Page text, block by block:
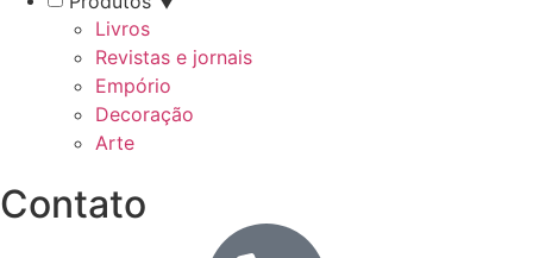
Livros
Revistas e jornais
Empório
Decoração
Arte
Contato